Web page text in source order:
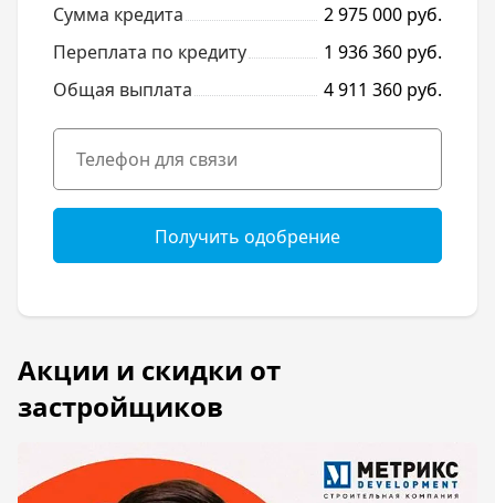
Сумма кредита
2 975 000 руб.
Переплата по кредиту
1 936 360 руб.
Общая выплата
4 911 360 руб.
Получить одобрение